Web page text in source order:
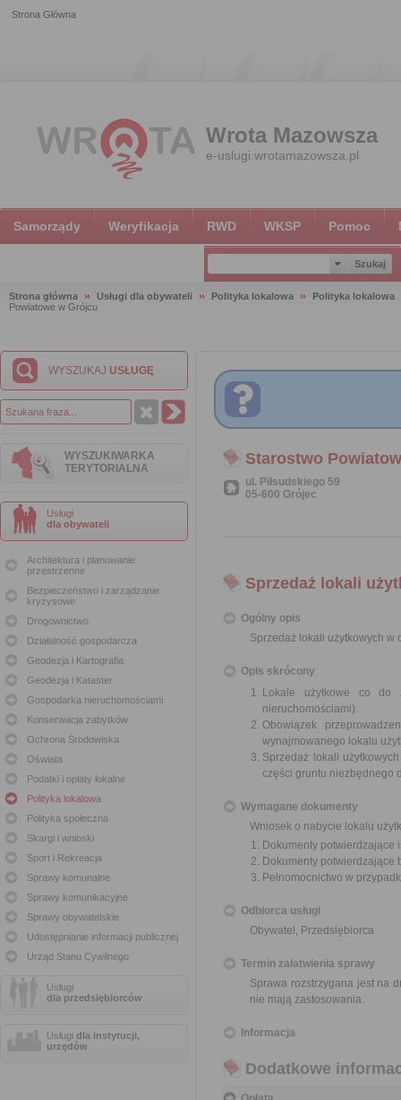
Strona Główna
Wrota Mazowsza
e-uslugi.wrotamazowsza.pl
Samorządy Weryfikacja RWD WKSP Pomoc
Strona główna Usługi dla obywateli Polityka lokalowa
Polityka lokalowa
Powiatowe w Grójcu
WYSZUKAJ USŁUGĘ
WYSZUKIWARKA
TERYTORIALNA
Usługi
dla obywateli
Architektura i planowanie
przestrzenne
Bezpieczeństwo i zarządzanie
kryzysowe
Drogownictwo
Działalność gospodarcza
Geodezja i Kartografia
Geodezja i Kataster
Gospodarka nieruchomościami
Konserwacja zabytków
Ochrona Środowiska
Oświata
Podatki i opłaty lokalne
Polityka lokalowa
Polityka społeczna
Skargi i wnioski
Sport i Rekreacja
Sprawy komunalne
Sprawy komunikacyjne
Sprawy obywatelskie
Udostępnianie informacji publicznej
Urząd Stanu Cywilnego
Usługi
dla przedsiębiorców
Usługi dla instytucji,
urzędów
Starostwo
ul. Piłsudskiego 59
05-600 Grójec
Sprzedaż lokali
Ogólny opis
Sprzedaż lokali użytkowych w
Opis skrócony
Lokale użytkowe co do
nieruchomościami).
Obowiązek
wynajmowanego lokalu
Sprzedaż lokali
części gruntu niezbędnego
Wymagane dokumenty
Wniosek o nabycie lokalu
Dokumenty potwierdzające
Dokumenty potwierdzające
Pełnomocnictwo w
Odbiorca usługi
Obywatel, Przedsiębiorca
Termin załatwienia sprawy
Sprawa rozstrzygana jest na
nie mają zastosowania.
Informacja
Dodatkowe